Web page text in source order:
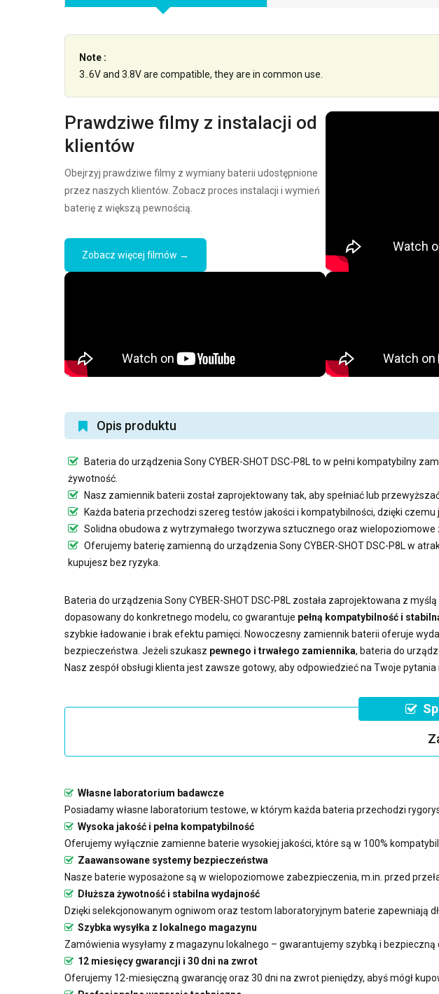
Note :
3..6V and 3.8V are compatible, they are in common use.
Prawdziwe filmy z instalacji od
klientów
Obejrzyj prawdziwe filmy z wymiany baterii udostępnione
przez naszych klientów. Zobacz proces instalacji i wymień
baterię z większą pewnością.
Zobacz więcej filmów →
Opis produktu
Bateria do urządzenia Sony CYBER-SHOT DSC-P8L to w pełni kompatybilny
żywotność.
Nasz zamiennik baterii został zaprojektowany tak, aby spełniać lub
Każda bateria przechodzi szereg testów jakości i kompatybilności, dzięki czemu
Solidna obudowa z wytrzymałego tworzywa sztucznego oraz
Oferujemy baterię zamienną do urządzenia Sony CYBER-SHOT DSC-P8L w
kupujesz bez ryzyka.
Bateria do urządzenia Sony CYBER-SHOT DSC-P8L została zaprojektowana z
dopasowany do konkretnego modelu, co gwarantuje pełną kompatybilność i
szybkie ładowanie i brak efektu pamięci. Nowoczesny zamiennik baterii oferuje
bezpieczeństwa. Jeżeli szukasz pewnego i trwałego zamiennika, bateria do
Nasz zespół obsługi klienta jest zawsze gotowy, aby odpowiedzieć na Twoje pytania
Własne laboratorium badawcze
Posiadamy własne laboratorium testowe, w którym każda bateria przechodzi
Wysoka jakość i pełna kompatybilność
Oferujemy wyłącznie zamienne baterie wysokiej jakości, które są w 100%
Zaawansowane systemy bezpieczeństwa
Nasze baterie wyposażone są w wielopoziomowe zabezpieczenia, m.in. przed
Dłuższa żywotność i stabilna wydajność
Dzięki selekcjonowanym ogniwom oraz testom laboratoryjnym baterie zapewniają
Szybka wysyłka z lokalnego magazynu
Zamówienia wysyłamy z magazynu lokalnego – gwarantujemy szybką i bezpieczną
12 miesięcy gwarancji i 30 dni na zwrot
Oferujemy 12-miesięczną gwarancję oraz 30 dni na zwrot pieniędzy, abyś mógł